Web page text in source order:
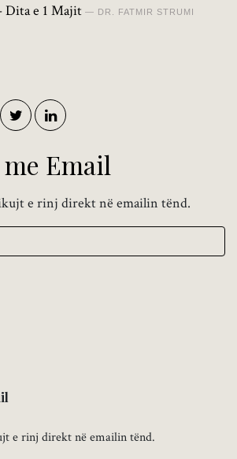
Dita e 1 Majit DR. FATMIR STRUMI
Email
e rinj direkt në emailin tënd.
e rinj direkt në emailin tënd.